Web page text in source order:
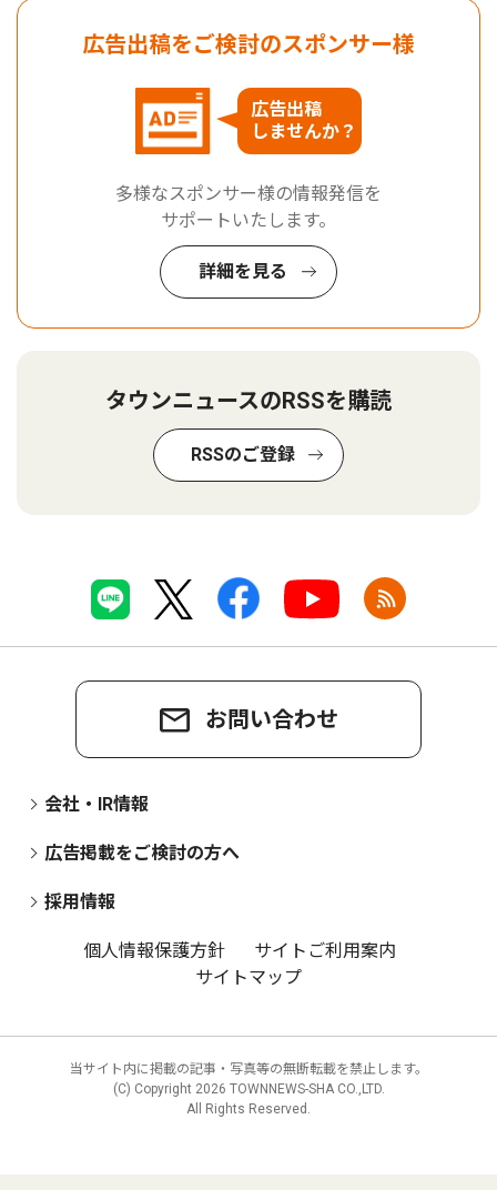
広告出稿をご検討のスポンサー様
広告出稿
しませんか？
多様なスポンサー様の情報発信を
サポートいたします。
詳細を見る
タウンニュースのRSSを購読
RSSのご登録
お問い合わせ
会社・IR情報
広告掲載をご検討の方へ
採用情報
個人情報保護方針
サイトご利用案内
サイトマップ
当サイト内に掲載の記事・写真等の無断転載を禁止します。
(C) Copyright 2026 TOWNNEWS-SHA CO.,LTD.
All Rights Reserved.